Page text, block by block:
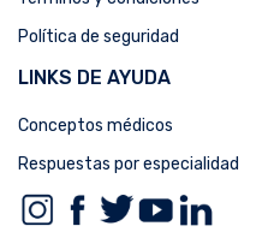
Política de seguridad
LINKS DE AYUDA
Conceptos médicos
Respuestas por especialidad